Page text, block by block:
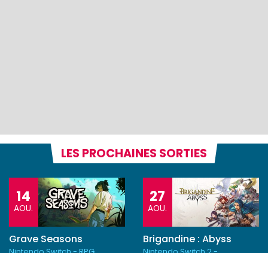
LES PROCHAINES SORTIES
14
AOU.
Grave Seasons
27
AOU.
Brigandine : Abyss